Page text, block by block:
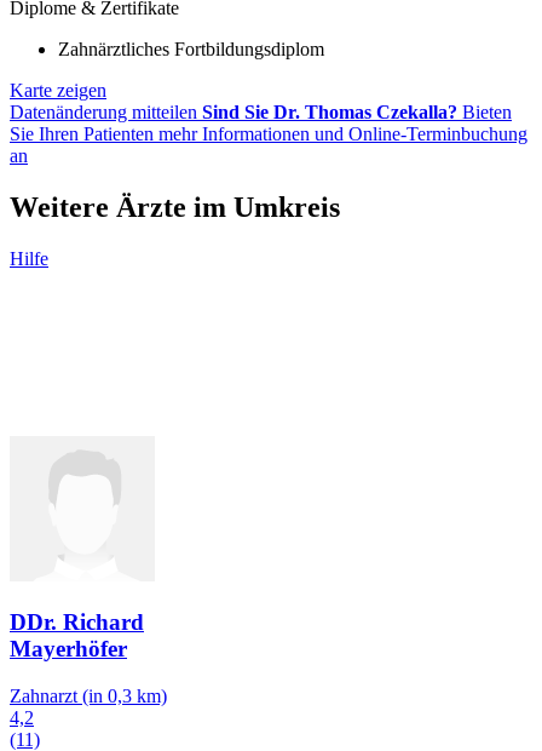
Diplome & Zertifikate
Zahnärztliches Fortbildungsdiplom
Karte zeigen
Datenänderung mitteilen Sind Sie Dr. Thomas Czekalla? Bieten
Sie Ihren Patienten mehr Informationen und Online-Terminbuchung
an
Weitere Ärzte im Umkreis
Hilfe
DDr. Richard
Mayerhöfer
Zahnarzt (in 0,3 km)
4,2
(11)